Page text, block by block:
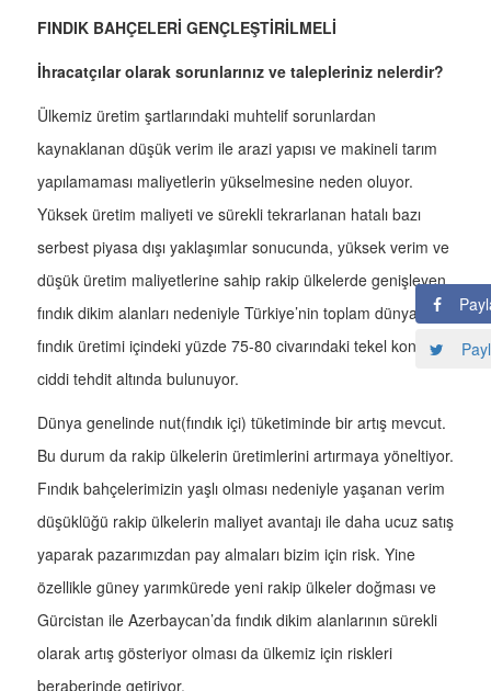
FINDIK BAHÇELERİ GENÇLEŞTİRİLMELİ
İhracatçılar olarak sorunlarınız ve talepleriniz nelerdir?
Ülkemiz üretim şartlarındaki muhtelif sorunlardan
kaynaklanan düşük verim ile arazi yapısı ve makineli tarım
yapılamaması maliyetlerin yükselmesine neden oluyor.
Yüksek üretim maliyeti ve sürekli tekrarlanan hatalı bazı
serbest piyasa dışı yaklaşımlar sonucunda, yüksek verim ve
düşük üretim maliyetlerine sahip rakip ülkelerde genişleyen
fındık dikim alanları nedeniyle Türkiye’nin toplam dünya
fındık üretimi içindeki yüzde 75-80 civarındaki tekel konumu
ciddi tehdit altında bulunuyor.
Dünya genelinde nut(fındık içi) tüketiminde bir artış mevcut.
Bu durum da rakip ülkelerin üretimlerini artırmaya yöneltiyor.
Fındık bahçelerimizin yaşlı olması nedeniyle yaşanan verim
düşüklüğü rakip ülkelerin maliyet avantajı ile daha ucuz satış
yaparak pazarımızdan pay almaları bizim için risk. Yine
özellikle güney yarımkürede yeni rakip ülkeler doğması ve
Gürcistan ile Azerbaycan’da fındık dikim alanlarının sürekli
olarak artış gösteriyor olması da ülkemiz için riskleri
beraberinde getiriyor.